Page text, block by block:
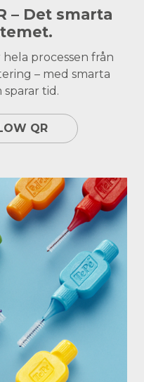
– Det smarta
processen från
– med smarta
tid.
QR